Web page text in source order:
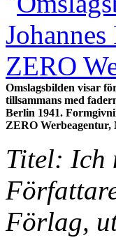
Omslagsbilden visar
tillsammans med
Berlin 1941.
ZERO Werbeagentur,
Titel: Ich
Förlag,